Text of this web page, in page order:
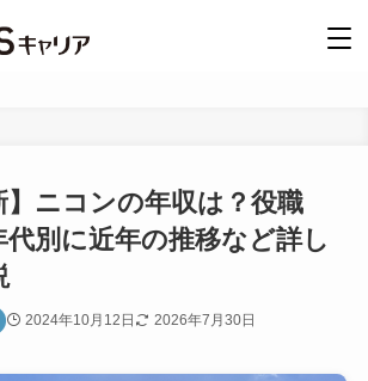
】ニコンの年収は？役職
代別に近年の推移など詳し
2024年10月12日 2026年7月30日